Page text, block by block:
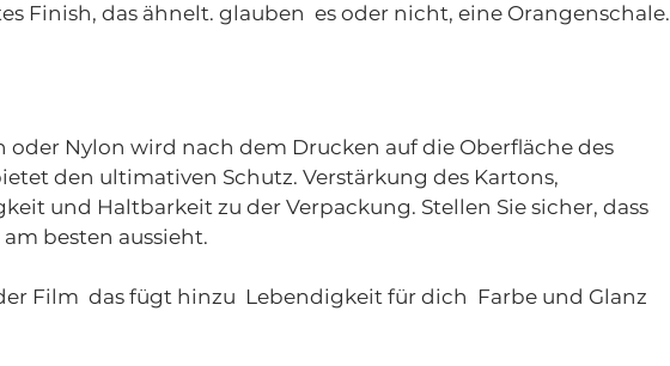
Finish, das ähnelt. glauben es oder nicht, eine Orangenschale.
oder Nylon wird nach dem Drucken auf die Oberfläche des
den ultimativen Schutz. Verstärkung des Kartons,
und Haltbarkeit zu der Verpackung. Stellen Sie sicher, dass
besten aussieht.
Film das fügt hinzu Lebendigkeit für dich Farbe und Glanz